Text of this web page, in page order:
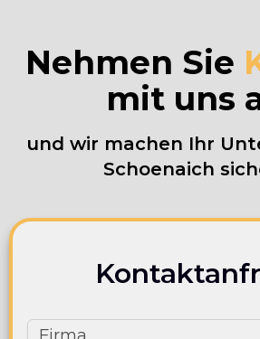
Nehmen Sie
mit uns
und wir machen Ihr
Schoenaich